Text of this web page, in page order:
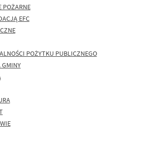
POŻARNE
EFC
POŻYTKU PUBLICZNEGO
GMINY